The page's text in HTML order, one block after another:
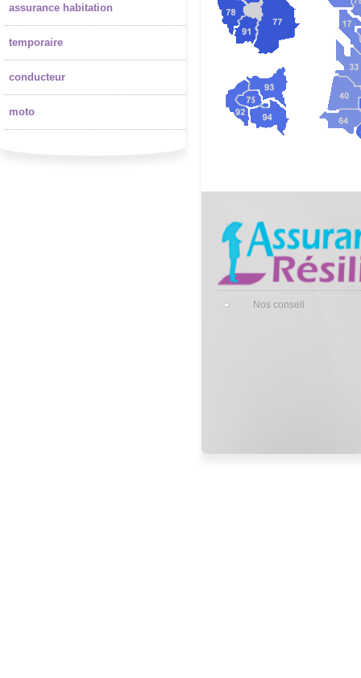
Nos conseil
assurance habitation
temporaire
conducteur
moto